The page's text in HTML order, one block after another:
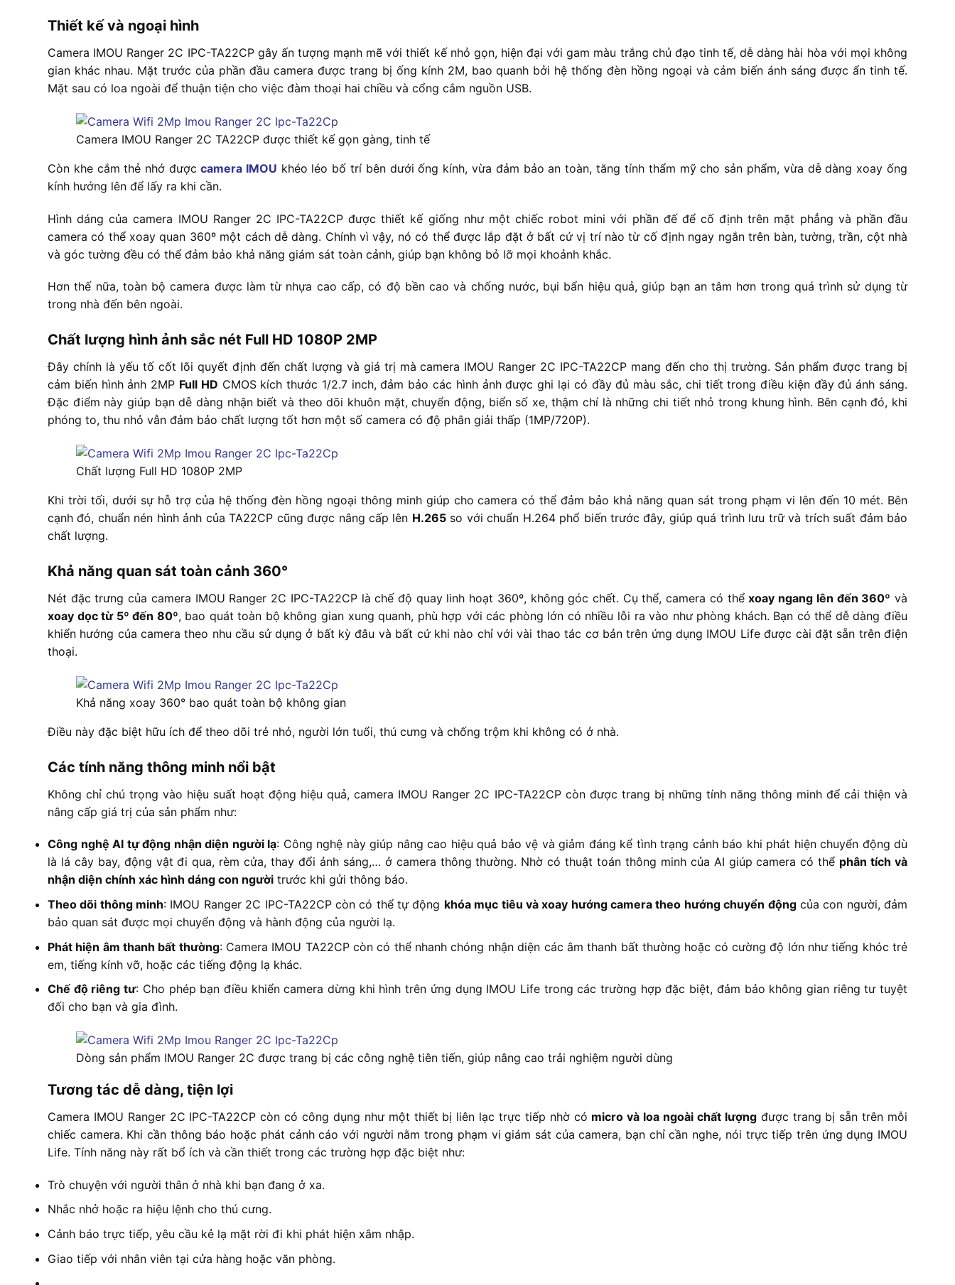
Thiết kế và ngoại hình
Camera IMOU Ranger 2C IPC-TA22CP gây ấn tượng mạnh mẽ với thiết kế nhỏ gọn, hiện đại với gam màu trắng chủ đạo tinh tế, dễ dàng hài hòa với mọi không
gian khác nhau. Mặt trước của phần đầu camera được trang bị ống kính 2M, bao quanh bởi hệ thống đèn hồng ngoại và cảm biến ánh sáng được ẩn tinh tế.
Mặt sau có loa ngoài để thuận tiện cho việc đàm thoại hai chiều và cổng cắm nguồn USB.
Camera IMOU Ranger 2C TA22CP được thiết kế gọn gàng, tinh tế
Còn khe cắm thẻ nhớ được camera IMOU khéo léo bố trí bên dưới ống kính, vừa đảm bảo an toàn, tăng tính thẩm mỹ cho sản phẩm, vừa dễ dàng xoay ống
kính hướng lên để lấy ra khi cần.
Hình dáng của camera IMOU Ranger 2C IPC-TA22CP được thiết kế giống như một chiếc robot mini với phần đế để cố định trên mặt phẳng và phần đầu
camera có thể xoay quan 360º một cách dễ dàng. Chính vì vậy, nó có thể được lắp đặt ở bất cứ vị trí nào từ cố định ngay ngắn trên bàn, tường, trần, cột nhà
và góc tường đều có thể đảm bảo khả năng giám sát toàn cảnh, giúp bạn không bỏ lỡ mọi khoảnh khắc.
Hơn thế nữa, toàn bộ camera được làm từ nhựa cao cấp, có độ bền cao và chống nước, bụi bẩn hiệu quả, giúp bạn an tâm hơn trong quá trình sử dụng từ
trong nhà đến bên ngoài.
Chất lượng hình ảnh sắc nét Full HD 1080P 2MP
Đây chính là yếu tố cốt lõi quyết định đến chất lượng và giá trị mà camera IMOU Ranger 2C IPC-TA22CP mang đến cho thị trường. Sản phẩm được trang bị
cảm biến hình ảnh 2MP Full HD CMOS kích thước 1/2.7 inch, đảm bảo các hình ảnh được ghi lại có đầy đủ màu sắc, chi tiết trong điều kiện đầy đủ ánh sáng.
Đặc điểm này giúp bạn dễ dàng nhận biết và theo dõi khuôn mặt, chuyển động, biển số xe, thậm chí là những chi tiết nhỏ trong khung hình. Bên cạnh đó, khi
phóng to, thu nhỏ vẫn đảm bảo chất lượng tốt hơn một số camera có độ phân giải thấp (1MP/720P).
Chất lượng Full HD 1080P 2MP
Khi trời tối, dưới sự hỗ trợ của hệ thống đèn hồng ngoại thông minh giúp cho camera có thể đảm bảo khả năng quan sát trong phạm vi lên đến 10 mét. Bên
cạnh đó, chuẩn nén hình ảnh của TA22CP cũng được nâng cấp lên H.265so với chuẩn H.264 phổ biến trước đây, giúp quá trình lưu trữ và trích suất đảm bảo
chất lượng.
Khả năng quan sát toàn cảnh 360°
Nét đặc trưng của camera IMOU Ranger 2C IPC-TA22CP là chế độ quay linh hoạt 360º, không góc chết. Cụ thể, camera có thểxoay ngang lên đến 360º và
xoay dọc từ 5º đến 80º, bao quát toàn bộ không gian xung quanh, phù hợp với các phòng lớn có nhiều lỗi ra vào như phòng khách. Bạn có thể dễ dàng điều
khiển hướng của camera theo nhu cầu sử dụng ở bất kỳ đâu và bất cứ khi nào chỉ với vài thao tác cơ bản trên ứng dụng IMOU Life được cài đặt sẵn trên điện
thoại.
Khả năng xoay 360° bao quát toàn bộ không gian
Điều này đặc biệt hữu ích để theo dõi trẻ nhỏ, người lớn tuổi, thú cưng và chống trộm khi không có ở nhà.
Các tính năng thông minh nổi bật
Không chỉ chú trọng vào hiệu suất hoạt động hiệu quả, camera IMOU Ranger 2C IPC-TA22CP còn được trang bị những tính năng thông minh để cải thiện và
nâng cấp giá trị của sản phẩm như:
Công nghệ AI tự động nhận diện người lạ: Công nghệ này giúp nâng cao hiệu quả bảo vệ và giảm đáng kể tình trạng cảnh báo khi phát hiện chuyển động dù
là lá cây bay, động vật đi qua, rèm cửa, thay đổi ảnh sáng,… ở camera thông thường. Nhờ có thuật toán thông minh của AI giúp camera có thể phân tích và
nhận diện chính xác hình dáng con người trước khi gửi thông báo.
Theo dõi thông minh: IMOU Ranger 2C IPC-TA22CP còn có thể tự động khóa mục tiêu và xoay hướng camera theo hướng chuyển độngcủa con người, đảm
bảo quan sát được mọi chuyển động và hành động của người lạ.
Phát hiện âm thanh bất thường: Camera IMOU TA22CP còn có thể nhanh chóng nhận diện các âm thanh bất thường hoặc có cường độ lớn như tiếng khóc trẻ
em, tiếng kính vỡ, hoặc các tiếng động lạ khác.
Chế độ riêng tư: Cho phép bạn điều khiển camera dừng khi hình trên ứng dụng IMOU Life trong các trường hợp đặc biệt, đảm bảo không gian riêng tư tuyệt
đối cho bạn và gia đình.
Dòng sản phẩm IMOU Ranger 2C được trang bị các công nghệ tiên tiến, giúp nâng cao trải nghiệm người dùng
Tương tác dễ dàng, tiện lợi
Camera IMOU Ranger 2C IPC-TA22CP còn có công dụng như một thiết bị liên lạc trực tiếp nhờ có micro và loa ngoài chất lượngđược trang bị sẵn trên mỗi
chiếc camera. Khi cần thông báo hoặc phát cảnh cáo với người nằm trong phạm vi giám sát của camera, bạn chỉ cần nghe, nói trực tiếp trên ứng dụng IMOU
Life. Tính năng này rất bổ ích và cần thiết trong các trường hợp đặc biệt như:
Trò chuyện với người thân ở nhà khi bạn đang ở xa.
Nhắc nhở hoặc ra hiệu lệnh cho thú cưng.
Cảnh báo trực tiếp, yêu cầu kẻ lạ mặt rời đi khi phát hiện xâm nhập.
Giao tiếp với nhân viên tại cửa hàng hoặc văn phòng.